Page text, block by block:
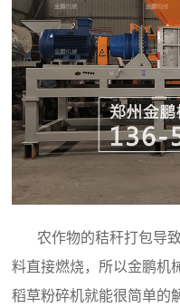
农作物的秸秆打包导
料直接燃烧，所以金鹏机
稻草粉碎机就能很简单的